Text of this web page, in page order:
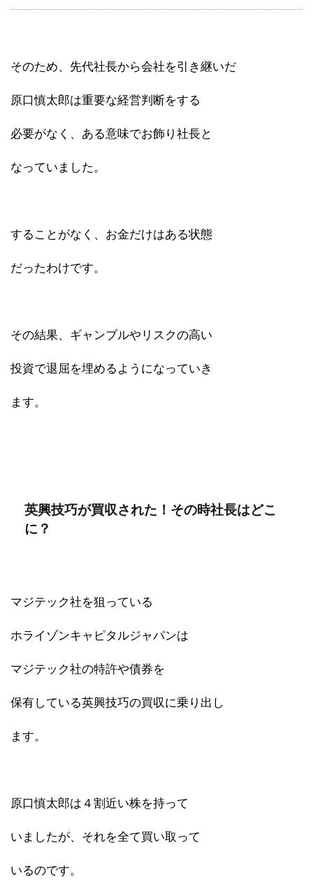
そのため、先代社長から会社を引き継いだ
原口慎太郎は重要な経営判断をする
必要がなく、ある意味でお飾り社長と
なっていました。
することがなく、お金だけはある状態
だったわけです。
その結果、ギャンブルやリスクの高い
投資で退屈を埋めるようになっていき
ます。
英興技巧が買収された！その時社長はどこ
に？
マジテック社を狙っている
ホライゾンキャピタルジャパンは
マジテック社の特許や債券を
保有している英興技巧の買収に乗り出し
ます。
原口慎太郎は４割近い株を持って
いましたが、それを全て買い取って
いるのです。